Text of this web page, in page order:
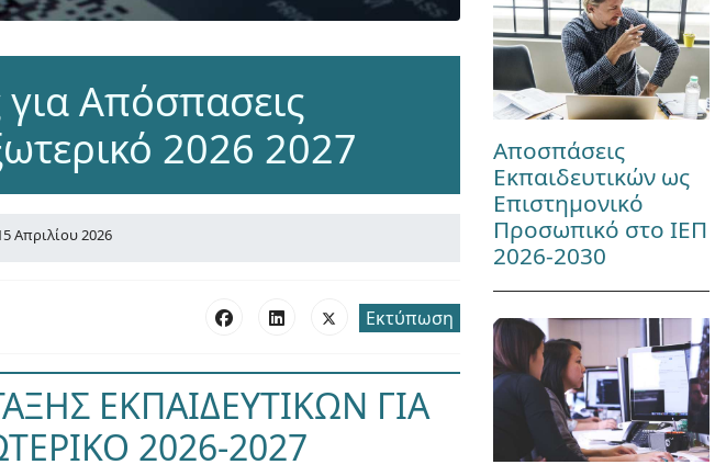
Απόσπασεις
2026 2027
Απριλίου 2026
Εκτύπωση
ΕΚΠΑΙΔΕΥΤΙΚΩΝ ΓΙΑ
2026-2027
Αποσπάσεις
Εκπαιδευτικών ως
Επιστημονικό
Προσωπικό στο ΙΕΠ
2026-2030